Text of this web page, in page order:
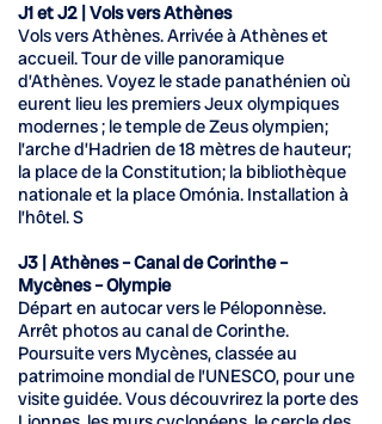
J1 et J2 | Vols vers Athènes
Vols vers Athènes. Arrivée à Athènes et
accueil. Tour de ville panoramique
d’Athènes. Voyez le stade panathénien où
eurent lieu les premiers Jeux olympiques
modernes ; le temple de Zeus olympien;
l’arche d’Hadrien de 18 mètres de hauteur;
la place de la Constitution; la bibliothèque
nationale et la place Omónia. Installation à
l’hôtel. S
J3 | Athènes – Canal de Corinthe –
Mycènes – Olympie
Départ en autocar vers le Péloponnèse.
Arrêt photos au canal de Corinthe.
Poursuite vers Mycènes, classée au
patrimoine mondial de l’UNESCO, pour une
visite guidée. Vous découvrirez la porte des